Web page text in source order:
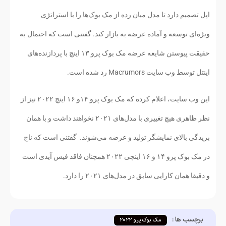
اپل تصمیم دارد تا مدل میان رده از مک بوک‌ها را با استراتژی
ویژه‌ای توسعه و آماده عرضه به بازار کند. گفتنی است که احتمال به
حقیقت پیوستن شایعه عرضه مک بوک پرو ۱۳ اینچ با پردازنده‌های
اینتل توسط وب سایت Macrumors رد شده است.
این وب سایت، اعلام کرده که مک بوک پرو ۱۴و ۱۶ اینچ ۲۰۲۲ نیز از
نظر ظاهری هیچ تغییری با مدل‌های ۲۰۲۱ نخواهند داشت و با همان
بریدگی بالای نمایشگر تولید و عرضه می‌شوند. گفتنی است که ناچ
در مک بوک پرو ۱۴ و ۱۶ اینچی ۲۰۲۲ همچنان فاقد فیس آیدی است
و دقیقا همان کارایی سابق در مدل‌های ۲۰۲۱ را دارد.
برچسب ها : مک بوک پرو ۲۰۲۲